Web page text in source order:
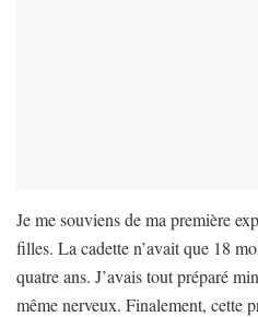
Je me souviens de ma première
filles. La cadette n’avait que 18
quatre ans. J’avais tout préparé
même nerveux. Finalement, cette